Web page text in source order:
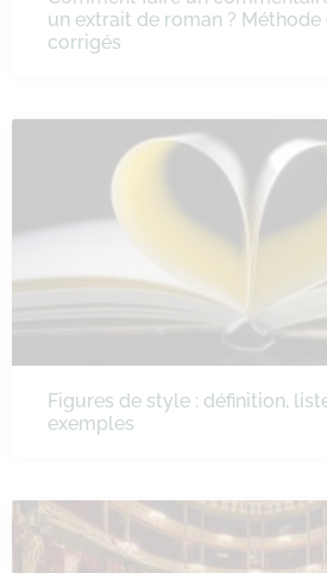
un extrait de roman ? Méthode
corrigés
Figures de style : définition,
exemples